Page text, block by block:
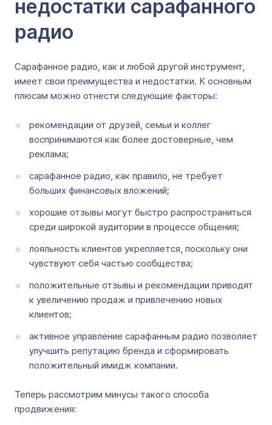
недостатки сарафанного
радио
Сарафанное радио, как и любой другой инструмент,
имеет свои преимущества и недостатки. К основным
плюсам можно отнести следующие факторы:
рекомендации от друзей, семьи и коллег
воспринимаются как более достоверные, чем
реклама;
сарафанное радио, как правило, не требует
больших финансовых вложений;
хорошие отзывы могут быстро распространиться
среди широкой аудитории в процессе общения;
лояльность клиентов укрепляется, поскольку они
чувствуют себя частью сообщества;
положительные отзывы и рекомендации приводят
к увеличению продаж и привлечению новых
клиентов;
активное управление сарафанным радио позволяет
улучшить репутацию бренда и сформировать
положительный имидж компании.
Теперь рассмотрим минусы такого способа
продвижения: